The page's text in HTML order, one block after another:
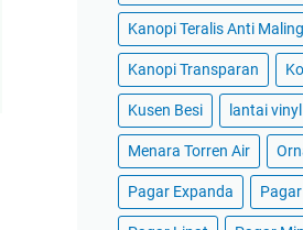
Kanopi Teralis Anti Maling
Kanopi Transparan
Kusen Besi lantai vinyl
Menara Torren Air
Pagar Expanda